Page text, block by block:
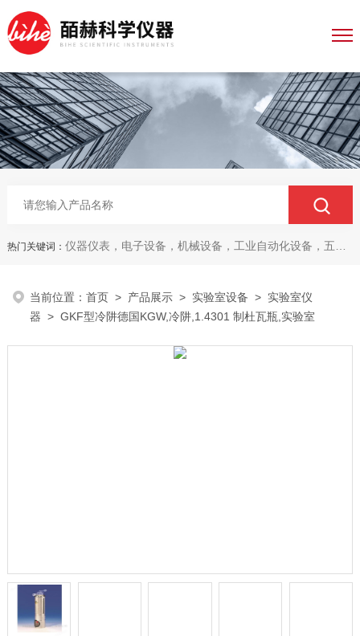
热门关键词： 仪器仪表，电子设备，机械设备，工业自动化设备，五金产品，电线电缆，金属材料，电子
当前位置：首页 > 产品展示 > 实验室设备 > 实验室仪
器 > GKF型冷阱德国KGW,冷阱,1.4301 制杜瓦瓶,实验室